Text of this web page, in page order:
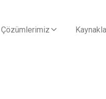
Çözümlerimiz